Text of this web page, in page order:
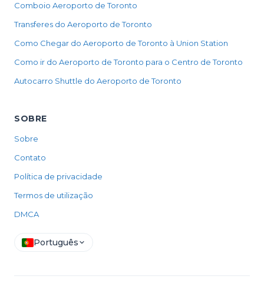
Comboio Aeroporto de Toronto
Transferes do Aeroporto de Toronto
Como Chegar do Aeroporto de Toronto à Union Station
Como ir do Aeroporto de Toronto para o Centro de Toronto
Autocarro Shuttle do Aeroporto de Toronto
SOBRE
Sobre
Contato
Política de privacidade
Termos de utilização
DMCA
Português